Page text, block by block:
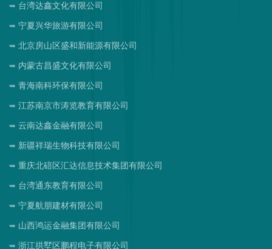
台湾达鑫文化有限公司
宁夏兴华旅游有限公司
北京房山区盛和新能源有限公司
内蒙古昌盛文化有限公司
青海南科环保有限公司
江苏南京市涛览教育有限公司
云南达鑫金融有限公司
新疆祥瑞生物科技有限公司
重庆北碚区汇达信息技术集团有限公司
台湾通东教育有限公司
宁夏航朋建材有限公司
山西鸿运金融集团有限公司
浙江拱墅区鹏程电子有限公司